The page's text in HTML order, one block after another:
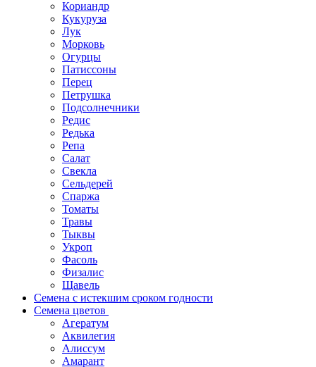
Кориандр
Кукуруза
Лук
Морковь
Огурцы
Патиссоны
Перец
Петрушка
Подсолнечники
Редис
Редька
Репа
Салат
Свекла
Сельдерей
Спаржа
Томаты
Травы
Тыквы
Укроп
Фасоль
Физалис
Щавель
Семена с истекшим сроком годности
Семена цветов
Агератум
Аквилегия
Алиссум
Амарант